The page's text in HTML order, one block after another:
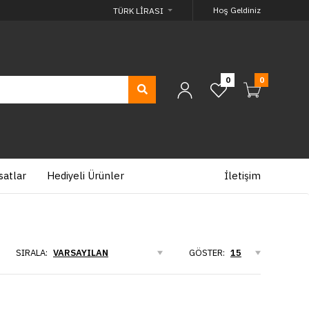
TÜRK LIRASI Hoş Geldiniz
0 0
Hediyeli Ürünler İletişim
SIRALA: GÖSTER: